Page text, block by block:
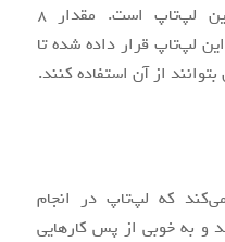
کارت، تنها پردازنده گرافیکی این لپ‌تاپ است. مقدار 8
بطن وجود این لپ‌تاپ قرار داده شده تا
از آن استفاده کنند.
که لپ‌تاپ در انجام
و به خوبی از پس کارهایی